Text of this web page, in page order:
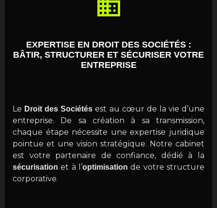
EXPERTISE EN DROIT DES SOCIÉTÉS :
BÂTIR, STRUCTURER ET SÉCURISER VOTRE
ENTREPRISE
Le Droit des Sociétés est au cœur de la vie d’une
entreprise. De sa création à sa transmission,
chaque étape nécessite une expertise juridique
pointue et une vision stratégique. Notre cabinet
est votre partenaire de confiance, dédié à la
sécurisation et à l’optimisation de votre structure
corporative.